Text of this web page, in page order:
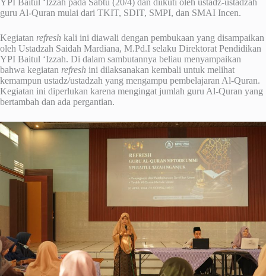
guru Al-Quran mulai dari TKIT, SDIT, SMPI, dan SMAI Incen.
Kegiatan refresh kali ini diawali dengan pembukaan yang disampaikan
oleh Ustadzah Saidah Mardiana, M.Pd.I selaku Direktorat Pendidikan
YPI Baitul ‘Izzah. Di dalam sambutannya beliau menyampaikan
bahwa kegiatan refresh ini dilaksanakan kembali untuk melihat
kemampun ustadz/ustadzah yang mengampu pembelajaran Al-Quran.
Kegiatan ini diperlukan karena mengingat jumlah guru Al-Quran yang
bertambah dan ada pergantian.